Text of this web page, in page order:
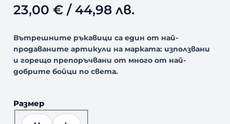
23,00 €/ 44,98 лв.
Вътрешните ръкавици са един от най-
продаваните артикули на марката: използвани
и горещо препоръчвани от много от най-
добрите бойци по света.
Размер